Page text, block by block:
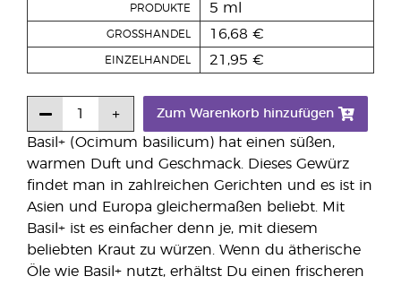
Basil+ (Ocimum basilicum) hat einen süßen,
warmen Duft und Geschmack. Dieses Gewürz
findet man in zahlreichen Gerichten und es ist in
Asien und Europa gleichermaßen beliebt. Mit
Basil+ ist es einfacher denn je, mit diesem
beliebten Kraut zu würzen. Wenn du ätherische
Öle wie Basil+ nutzt, erhältst Du einen frischeren
PRODUKTE 5 ml
GROSSHANDEL 16,68 €
EINZELHANDEL 21,95 €
Zum Warenkorb hinzufügen